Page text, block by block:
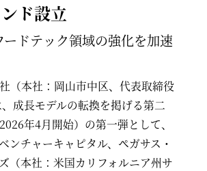
ド設立
ドテック領域の強化を加速
（本社：岡山市中区、代表取締役
成長モデルの転換を掲げる第二
年4月開始）の第一弾として、
ンチャーキャピタル、ペガサス・
（本社：米国カリフォルニア州サ